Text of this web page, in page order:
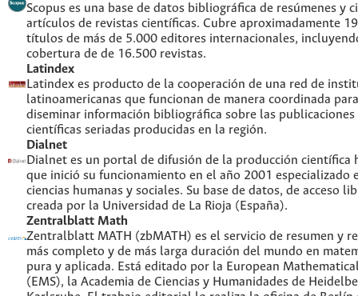
Scopus es una base de datos bibliográfica de resúmenes y
artículos de revistas científicas. Cubre aproximadamente
títulos de más de 5.000 editores internacionales,
cobertura de de 16.500 revistas.
Latindex
Latindex es producto de la cooperación de una red de
latinoamericanas que funcionan de manera coordinada
diseminar información bibliográfica sobre las publicaciones
científicas seriadas producidas en la región.
Dialnet
Dialnet es un portal de difusión de la producción científica
que inició su funcionamiento en el año 2001 especializado
ciencias humanas y sociales. Su base de datos, de acceso
creada por la Universidad de La Rioja (España).
Zentralblatt Math
Zentralblatt MATH (zbMATH) es el servicio de resumen y
más completo y de más larga duración del mundo en
pura y aplicada. Está editado por la European
(EMS), la Academia de Ciencias y Humanidades de